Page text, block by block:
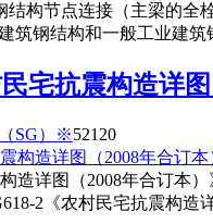
结构节点连接（主梁的
筑钢结构和一般工业建
宅抗震构造详
SG）※52120
造详图（2008年合订本
2《农村民宅抗震构